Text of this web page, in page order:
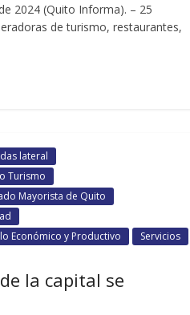
2024 (Quito Informa). – 25
de turismo, restaurantes,
lateral
Turismo
Mayorista de Quito
Económico y Productivo
Servicios
la capital se